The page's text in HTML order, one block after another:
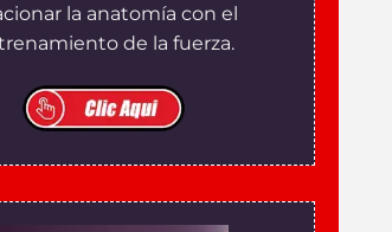
la anatomía con el
de la fuerza.